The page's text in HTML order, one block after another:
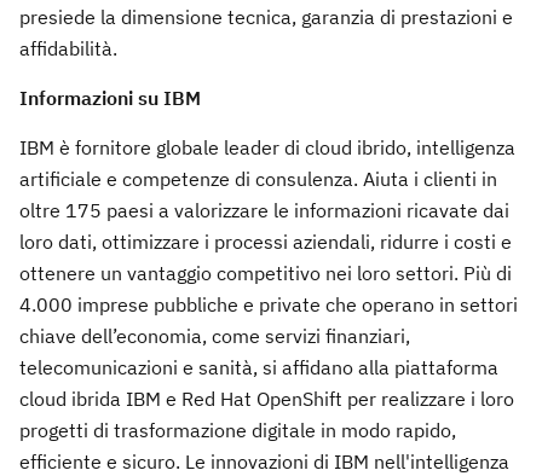
presiede la dimensione tecnica, garanzia di prestazioni e
affidabilità.
Informazioni su IBM
IBM è fornitore globale leader di cloud ibrido, intelligenza
artificiale e competenze di consulenza. Aiuta i clienti in
oltre 175 paesi a valorizzare le informazioni ricavate dai
loro dati, ottimizzare i processi aziendali, ridurre i costi e
ottenere un vantaggio competitivo nei loro settori. Più di
4.000 imprese pubbliche e private che operano in settori
chiave dell’economia, come servizi finanziari,
telecomunicazioni e sanità, si affidano alla piattaforma
cloud ibrida IBM e Red Hat OpenShift per realizzare i loro
progetti di trasformazione digitale in modo rapido,
efficiente e sicuro. Le innovazioni di IBM nell'intelligenza